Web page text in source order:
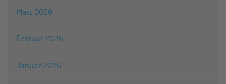
März 2026
Februar 2026
Januar 2026